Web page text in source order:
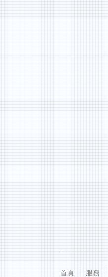
首頁 服務